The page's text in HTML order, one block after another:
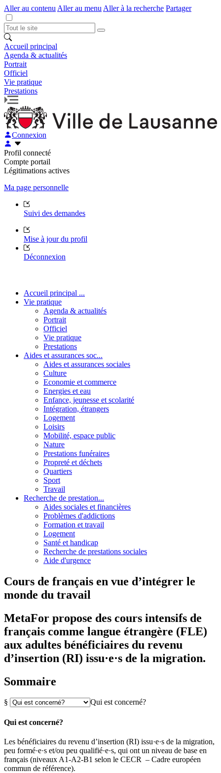
Aller au contenu Aller au menu Aller à la recherche Partager
Accueil principal
Agenda & actualités
Portrait
Officiel
Vie pratique
Prestations
Connexion
Profil connecté
Compte portail
Légitimations actives
Ma page personnelle
Suivi des demandes
Mise à jour du profil
Déconnexion
Accueil principal ...
Vie pratique
Agenda & actualités
Portrait
Officiel
Vie pratique
Prestations
Aides et assurances soc...
Aides et assurances sociales
Culture
Economie et commerce
Energies et eau
Enfance, jeunesse et scolarité
Intégration, étrangers
Logement
Loisirs
Mobilité, espace public
Nature
Prestations funéraires
Propreté et déchets
Quartiers
Sport
Travail
Recherche de prestation...
Aides sociales et financières
Problèmes d'addictions
Formation et travail
Logement
Santé et handicap
Recherche de prestations sociales
Aide d'urgence
Cours de français en vue d’intégrer le
monde du travail
MetaFor propose des cours intensifs de
français comme langue étrangère (FLE)
aux adultes bénéficiaires du revenu
d’insertion (RI) issu·e·s de la migration.
Sommaire
§ Qui est concerné?
Qui est concerné?
Les bénéficiaires du revenu d’insertion (RI) issu·e·s de la migration,
peu formé·e·s et/ou peu qualifié·e·s, qui ont un niveau de base en
français (niveaux A1-A2-B1 selon le CECR – Cadre européen
commun de référence).